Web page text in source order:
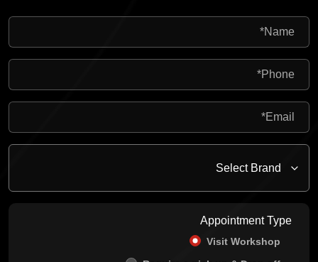
Appointment Type
Visit Workshop